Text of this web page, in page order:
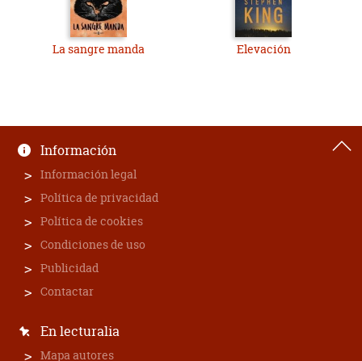
La sangre manda Elevación
Información
Información legal
Política de privacidad
Política de cookies
Condiciones de uso
Publicidad
Contactar
En lecturalia
Mapa autores